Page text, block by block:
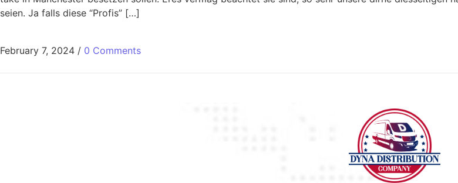
seien. Ja falls diese “Profis” […]
February 7, 2024 / 0 Comments